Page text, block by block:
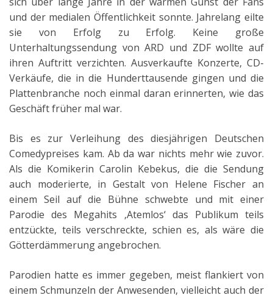
und der medialen Öffentlichkeit sonnte. Jahrelang eilte
sie von Erfolg zu Erfolg. Keine große
Unterhaltungssendung von ARD und ZDF wollte auf
ihren Auftritt verzichten. Ausverkaufte Konzerte, CD-
Verkäufe, die in die Hunderttausende gingen und die
Plattenbranche noch einmal daran erinnerten, wie das
Geschäft früher mal war.
Bis es zur Verleihung des diesjährigen Deutschen
Comedypreises kam. Ab da war nichts mehr wie zuvor.
Als die Komikerin Carolin Kebekus, die die Sendung
auch moderierte, in Gestalt von Helene Fischer an
einem Seil auf die Bühne schwebte und mit einer
Parodie des Megahits ‚Atemlos‘ das Publikum teils
entzückte, teils verschreckte, schien es, als wäre die
Götterdämmerung angebrochen.
Parodien hatte es immer gegeben, meist flankiert von
einem Schmunzeln der Anwesenden, vielleicht auch der